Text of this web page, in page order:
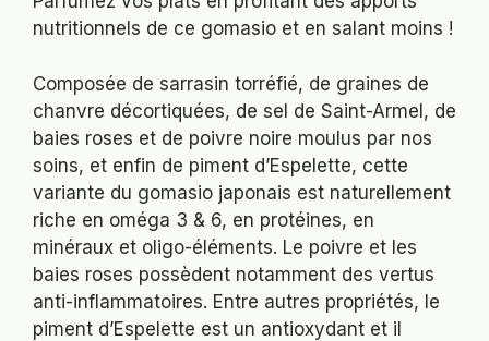
nutritionnels de ce gomasio et en salant moins !
Composée de sarrasin torréfié, de graines de
chanvre décortiquées, de sel de Saint-Armel, de
baies roses et de poivre noire moulus par nos
soins, et enfin de piment d’Espelette, cette
variante du gomasio japonais est naturellement
riche en oméga 3 & 6, en protéines, en
minéraux et oligo-éléments. Le poivre et les
baies roses possèdent notamment des vertus
anti-inflammatoires. Entre autres propriétés, le
piment d’Espelette est un antioxydant et il